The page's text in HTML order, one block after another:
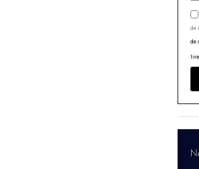
de
de